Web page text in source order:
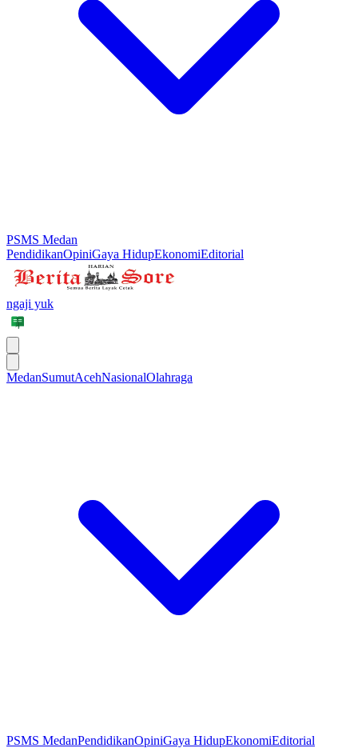
PSMS Medan
PendidikanOpiniGaya HidupEkonomiEditorial
ngaji yuk
MedanSumutAcehNasionalOlahraga
PSMS MedanPendidikanOpiniGaya HidupEkonomiEditorial